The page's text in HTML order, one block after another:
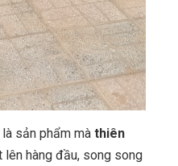
sản phẩm mà thiên
lên hàng đầu, song song